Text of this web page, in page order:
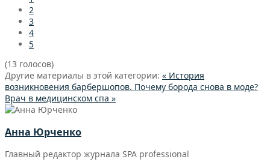
2
3
4
5
(13 голосов)
Другие материалы в этой категории: « История
возникновения барбершопов. Почему борода снова в моде?
Врач в медицинском спа »
Анна Юрченко
Главный редактор журнала SPA professional